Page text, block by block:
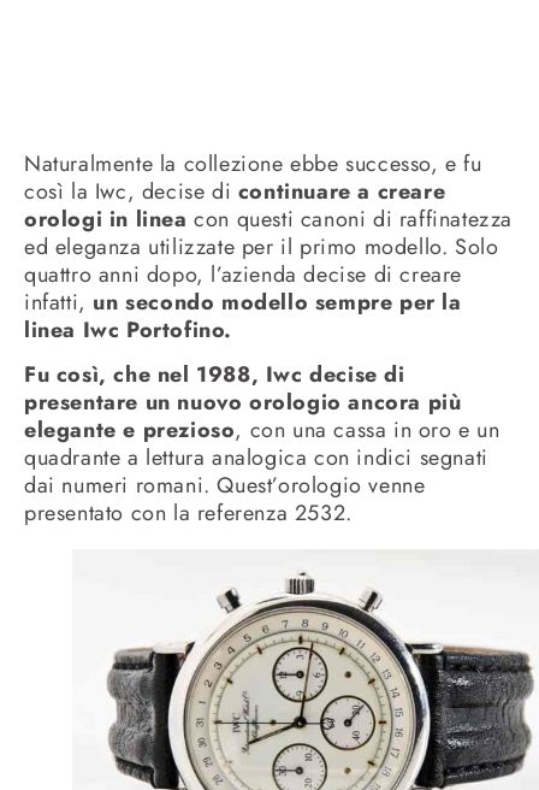
Naturalmente la collezione ebbe successo, e fu
così la Iwc, decise di continuare a creare
orologi in linea con questi canoni di raffinatezza
ed eleganza utilizzate per il primo modello. Solo
quattro anni dopo, l’azienda decise di creare
infatti, un secondo modello sempre per la
linea Iwc Portofino.
Fu così, che nel 1988, Iwc decise di
presentare un nuovo orologio ancora più
elegante e prezioso, con una cassa in oro e un
quadrante a lettura analogica con indici segnati
dai numeri romani. Quest’orologio venne
presentato con la referenza 2532.